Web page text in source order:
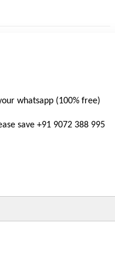
whatsapp (100% free)
save +91 9072 388 995